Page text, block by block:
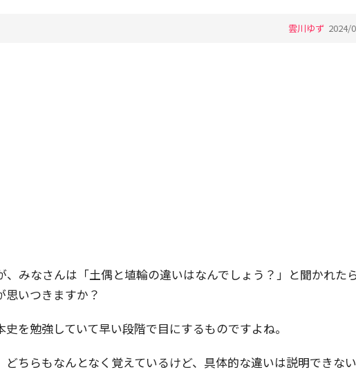
雲川ゆず 2024/
、みなさんは「土偶と埴輪の違いはなんでしょう？」と聞かれたら
思いつきますか？
史を勉強していて早い段階で目にするものですよね。
どちらもなんとなく覚えているけど、具体的な違いは説明できな